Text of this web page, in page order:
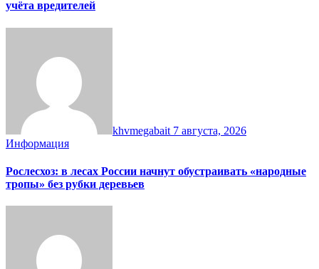
учёта вредителей
khvmegabait 7 августа, 2026
Информация
Рослесхоз: в лесах России начнут обустраивать «народные
тропы» без рубки деревьев